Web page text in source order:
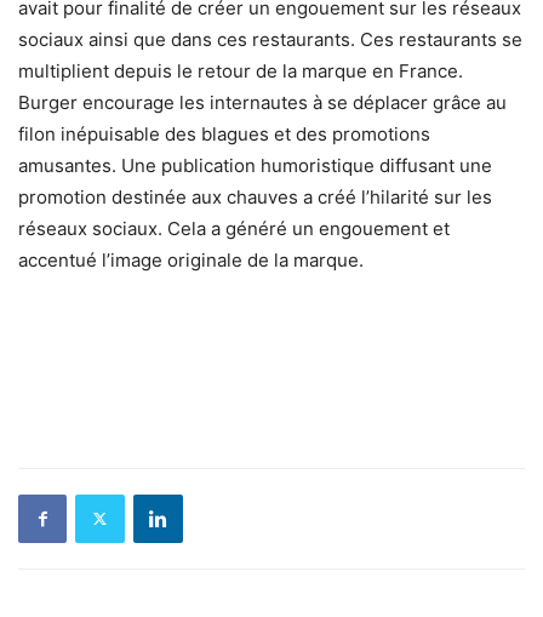
avait pour finalité de créer un engouement sur les réseaux
sociaux ainsi que dans ces restaurants. Ces restaurants se
multiplient depuis le retour de la marque en France.
Burger encourage les internautes à se déplacer grâce au
filon inépuisable des blagues et des promotions
amusantes. Une publication humoristique diffusant une
promotion destinée aux chauves a créé l’hilarité sur les
réseaux sociaux. Cela a généré un engouement et
accentué l’image originale de la marque.